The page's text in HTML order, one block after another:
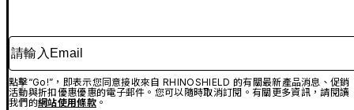
請輸入Email
點擊“Go!”，即表示您同意接收來自 RHINOSHIELD 的有關最新產品消息、促銷
活動與折扣優惠優惠的電子郵件。您可以隨時取消訂閱。有關更多資訊，請閱讀
我們的網站使用條款。